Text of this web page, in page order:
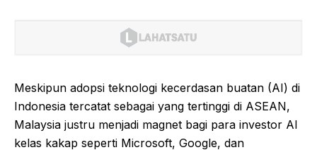
Meskipun adopsi teknologi kecerdasan buatan (AI) di
Indonesia tercatat sebagai yang tertinggi di ASEAN,
Malaysia justru menjadi magnet bagi para investor AI
kelas kakap seperti Microsoft, Google, dan